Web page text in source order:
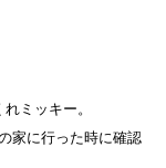
ミッキー。
家に行った時に確認